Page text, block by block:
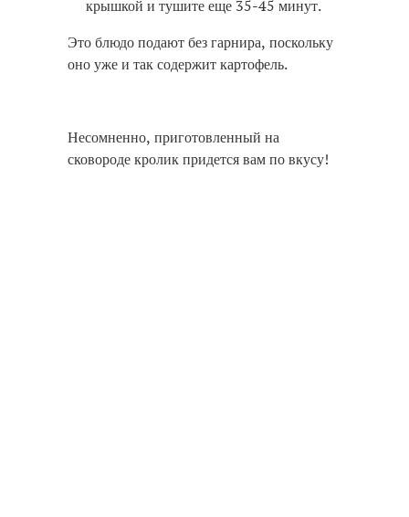
крышкой и тушите еще 35-45 минут.
Это блюдо подают без гарнира, поскольку
оно уже и так содержит картофель.
Несомненно, приготовленный на
сковороде кролик придется вам по вкусу!